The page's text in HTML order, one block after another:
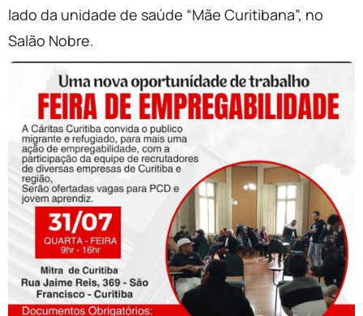
lado da unidade de saúde “Mãe Curitibana”, no
Salão Nobre.